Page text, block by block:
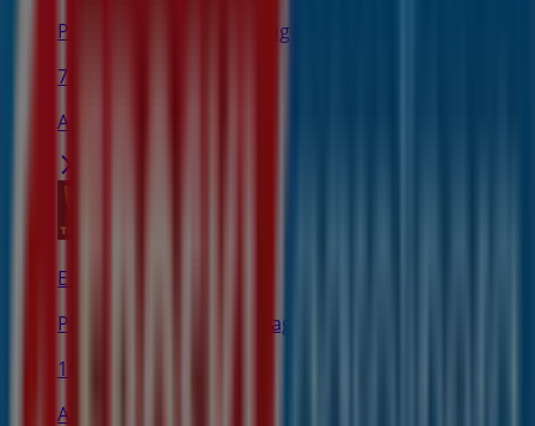
Piedad kalea, 5, Zumarraga
76 m
Abierto
Estancos
Plaza Euskadi 5, Zumarraga
107 m
Abierto